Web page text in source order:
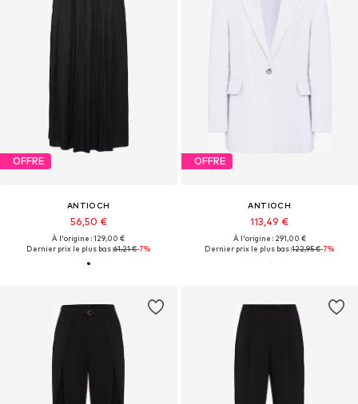
OFFRE
ANTIOCH
56,50 €
À l'origine : 129,00 €
Dernier prix le plus bas :61,21 €-7%
OFFRE
ANTIOCH
113,49 €
À l'origine : 291,00 €
Dernier prix le plus bas :122,95 €-7%